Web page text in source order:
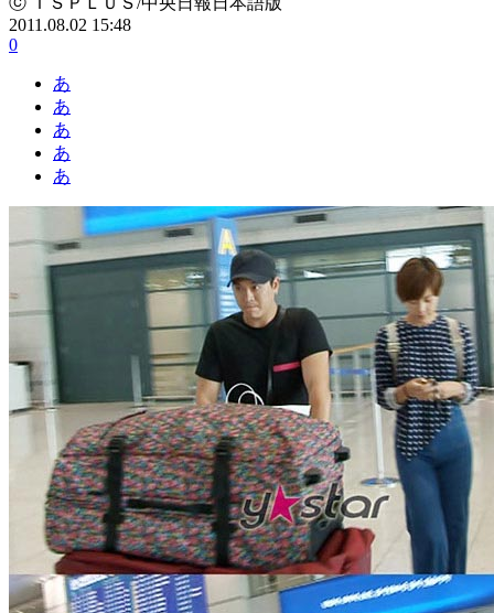
2011.08.02 15:48
0
あ
あ
あ
あ
あ